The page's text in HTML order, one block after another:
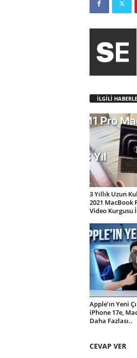
İLGİLİ
3 Yıllık Uzun
2021 MacBook
Video Kurgusu
Apple’ın Yeni
iPhone 17e,
Daha Fazlası..
CEVAP VER